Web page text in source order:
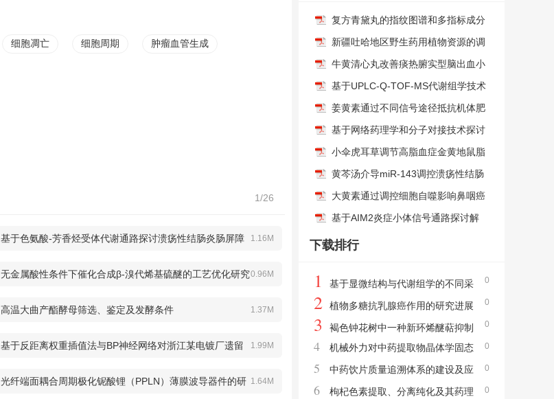
细胞凋亡 细胞周期 肿瘤血管生成
1/26
1.16M
基于色氨酸-芳香烃受体代谢通路探讨溃疡性结肠炎肠屏障
0.96M
无金属酸性条件下催化合成β-溴代烯基硫醚的工艺优化研究
1.37M
高温大曲产酯酵母筛选、鉴定及发酵条件
1.99M
基于反距离权重插值法与BP神经网络对浙江某电镀厂遗留
1.64M
光纤端面耦合周期极化铌酸锂（PPLN）薄膜波导器件的研
复方青黛丸的指纹图谱和多指标成分
含量研究
新疆吐哈地区野生药用植物资源的调
查与分析
牛黄清心丸改善痰热腑实型脑出血小
鼠血脑屏障损伤的作用机制
基于UPLC-Q-TOF-MS代谢组学技术
探究五味参芩汤调控“肺-肠轴”改善肺
纤维化的作用机制
姜黄素通过不同信号途径抵抗机体肥
胖的研究进展
基于网络药理学和分子对接技术探讨
巴戟天治疗膝骨关节炎的分子机制
小伞虎耳草调节高脂血症金黄地鼠脂
质代谢的作用机制
黄芩汤介导miR-143调控溃疡性结肠
炎小鼠铁死亡的分子机制研究
大黄素通过调控细胞自噬影响鼻咽癌
细胞增殖及迁移的作用机制
基于AIM2炎症小体信号通路探讨解
毒化瘀颗粒调控急性肝衰竭小鼠肝细
下载排行
0
1
基于显微结构与代谢组学的不同采
收季节远志特征研究
0
2 植物多糖抗乳腺癌作用的研究进展
0
3
褐色钟花树中一种新环烯醚萜抑制
多柔比星诱导的心肌细胞凋亡
0
4
机械外力对中药提取物晶体学固态
形式及溶出速率的影响研究——以女贞子
提取物为例
0
5
中药饮片质量追溯体系的建设及应
用
0
6
枸杞色素提取、分离纯化及其药理